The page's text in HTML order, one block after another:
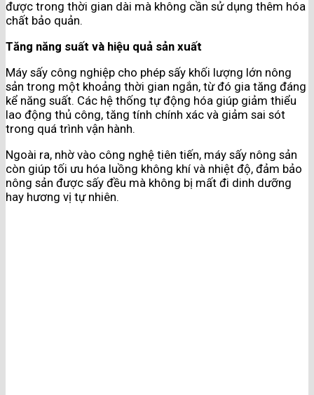
được trong thời gian dài mà không cần sử dụng thêm hóa
chất bảo quản.
Tăng năng suất và hiệu quả sản xuất
Máy sấy công nghiệp cho phép sấy khối lượng lớn nông
sản trong một khoảng thời gian ngắn, từ đó gia tăng đáng
kể năng suất. Các hệ thống tự động hóa giúp giảm thiểu
lao động thủ công, tăng tính chính xác và giảm sai sót
trong quá trình vận hành.
Ngoài ra, nhờ vào công nghệ tiên tiến, máy sấy nông sản
còn giúp tối ưu hóa luồng không khí và nhiệt độ, đảm bảo
nông sản được sấy đều mà không bị mất đi dinh dưỡng
hay hương vị tự nhiên.